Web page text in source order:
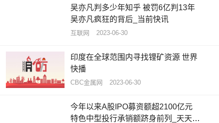
吴亦凡判多少年知乎 被罚6亿判13年
吴亦凡疯狂的背后_当前快讯
互联网 2023-06-30
印度在全球范围内寻找锂矿资源 世界
快播
CBC金属网 2023-06-30
今年以来A股IPO募资额超2100亿元
特色中型投行承销额跻身前列_天天观